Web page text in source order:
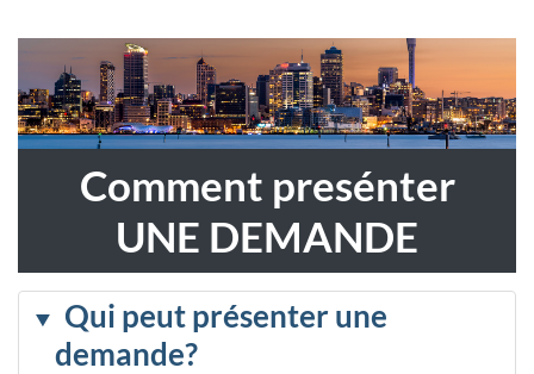
Comment presénter
UNE DEMANDE
Qui peut présenter une
demande?